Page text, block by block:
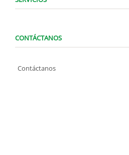
CONTÁCTANOS
Contáctanos